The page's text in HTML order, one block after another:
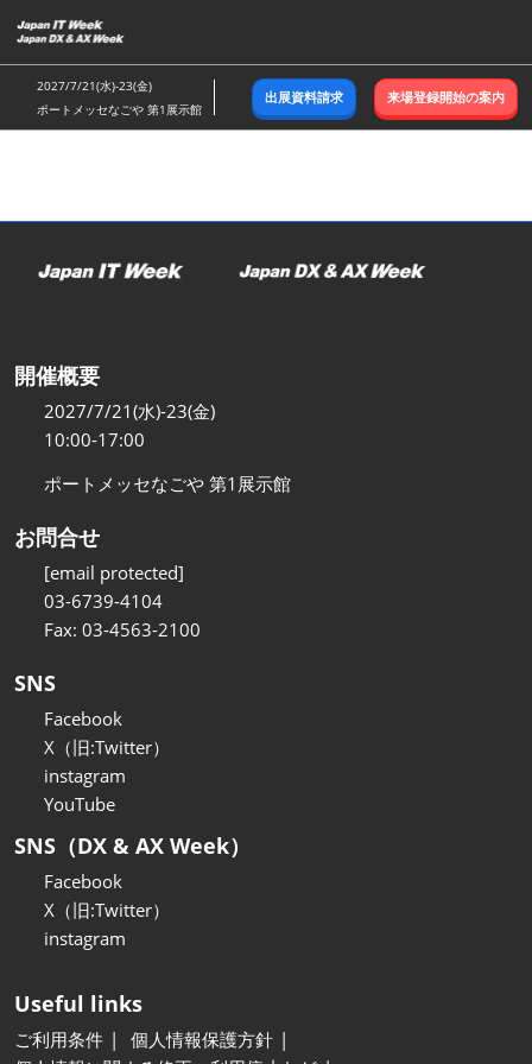
キ
ッ
し
む
2027/7/21(水)-23(金)
ポートメッセなごや 第1展示館
出展資料請求 来場登録開始の案内
開催概要
2027/7/21(水)-23(金)
10:00-17:00
ポートメッセなごや 第1展示館
お問合せ
[email protected]
03-6739-4104
Fax: 03-4563-2100
SNS
Facebook
X（旧:Twitter）
instagram
YouTube
SNS（DX & AX Week）
Facebook
X（旧:Twitter）
instagram
Useful links
ご利用条件
個人情報保護方針